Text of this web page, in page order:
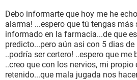
Debo informarte que hoy me he
alarma! ...espero que tú tengas más
informado en la farmacia...de que
predicto...pero aún asi con 5 dias
..podría ser certero! ..espero que me
..creo que con los nervios, mi propio
retenido...que mala jugada nos